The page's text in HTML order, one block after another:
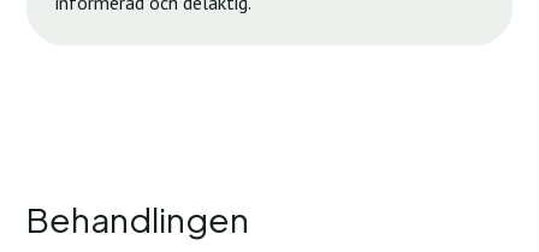
Behandlingen